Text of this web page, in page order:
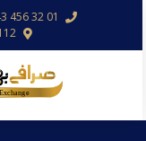
01 32 456 043 (+61)